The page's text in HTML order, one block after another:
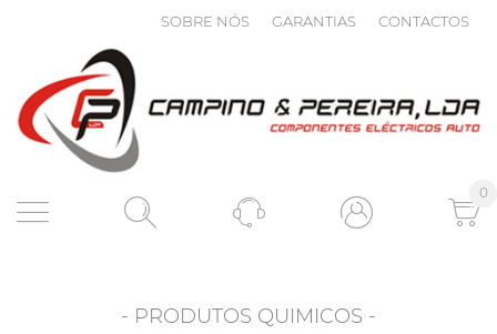
SOBRE NÓS GARANTIAS CONTACTOS
0
- PRODUTOS QUIMICOS -